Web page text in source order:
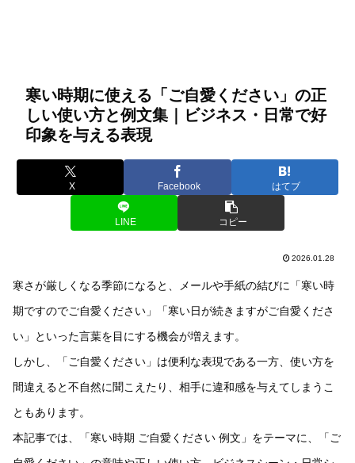
寒い時期に使える「ご自愛ください」の正
しい使い方と例文集｜ビジネス・日常で好
印象を与える表現
X Facebook はてブ
LINE コピー
2026.01.28
寒さが厳しくなる季節になると、メールや手紙の結びに「寒い時
期ですのでご自愛ください」「寒い日が続きますがご自愛くださ
い」といった言葉を目にする機会が増えます。
しかし、「ご自愛ください」は便利な表現である一方、使い方を
間違えると不自然に聞こえたり、相手に違和感を与えてしまうこ
ともあります。
本記事では、「寒い時期 ご自愛ください 例文」をテーマに、「ご